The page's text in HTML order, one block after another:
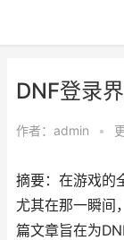
DNF登录
作者： admin •
摘要：在游戏的
尤其在那一瞬间
篇文章旨在为